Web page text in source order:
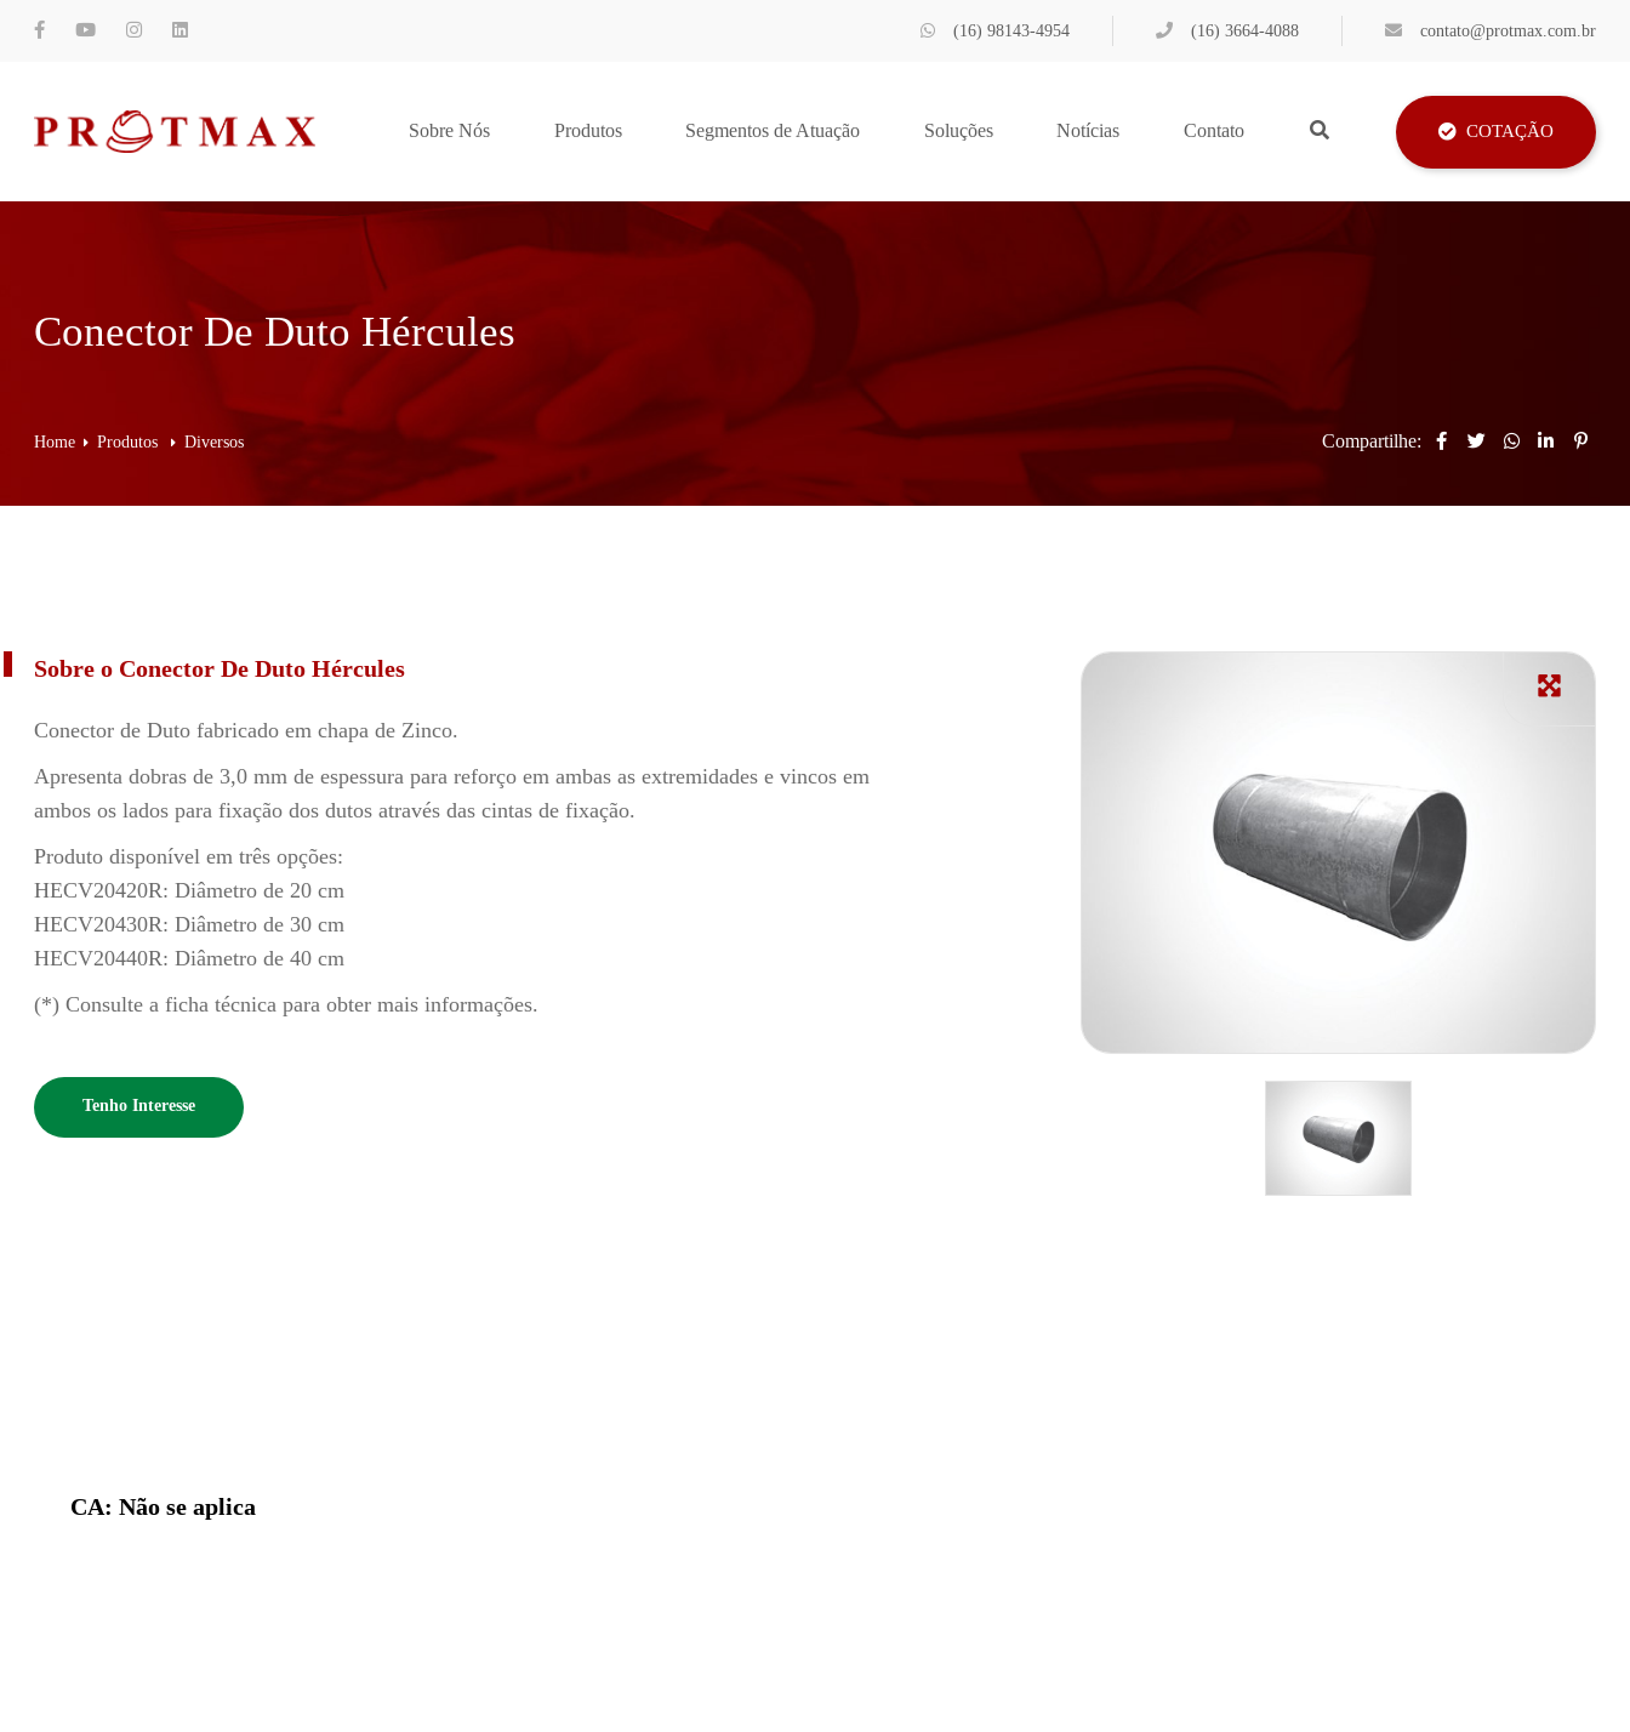
(16) 98143-4954 (16) 3664-4088 contato@protmax.com.br
Sobre Nós Produtos Segmentos de Atuação Soluções Notícias Contato COTAÇÃO
Conector De Duto Hércules
Home Produtos Diversos Compartilhe:
Sobre o Conector De Duto Hércules
Conector de Duto fabricado em chapa de Zinco.
Apresenta dobras de 3,0 mm de espessura para reforço em ambas as extremidades e vincos em
ambos os lados para fixação dos dutos através das cintas de fixação.
Produto disponível em três opções:
HECV20420R: Diâmetro de 20 cm
HECV20430R: Diâmetro de 30 cm
HECV20440R: Diâmetro de 40 cm
(*) Consulte a ficha técnica para obter mais informações.
Tenho Interesse
CA: Não se aplica